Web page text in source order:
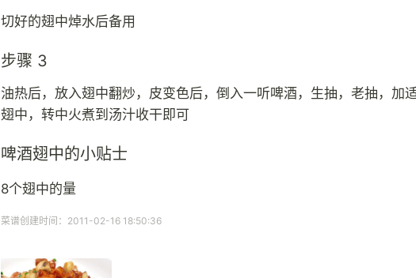
切好的翅中焯水后备用
步骤 3
油热后，放入翅中翻炒，皮变色后，倒入一听啤酒，生抽，老抽，加
翅中，转中火煮到汤汁收干即可
啤酒翅中的小贴士
8个翅中的量
菜谱创建时间：2011-02-16 18:50:36